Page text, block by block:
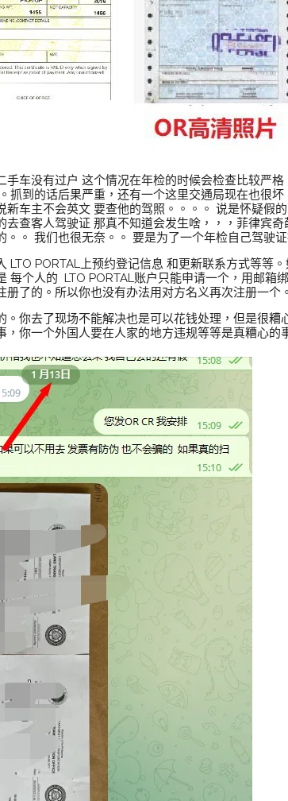
手车没有过户 这个情况在年检的时候会检查比较严
抓到的话后果严重，还有一个这里交通局现在也很
新车主不会英文 要查他的驾照。。。。 说是怀疑假
去查客人驾驶证 那真不知道会发生啥，，，菲律宾
。。 我们也很无奈。。 要是为了一个年检自己驾驶
LTO PORTAL上预约登记信息 和更新联系方式等等
每个人的 LTO PORTAL账户只能申请一个，用邮箱
册了的。所以你也没有办法用对方名义再次注册一个
。你去了现场不能解决也是可以花钱处理，但是很
你一个外国人要在人家的地方违规等等是真糟心的